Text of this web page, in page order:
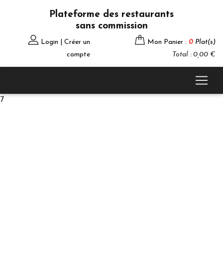
Plateforme des restaurants
sans commission
Login | Créer un
compte
Mon Panier : 0 Plat(s)
Total : 0,00 €
7